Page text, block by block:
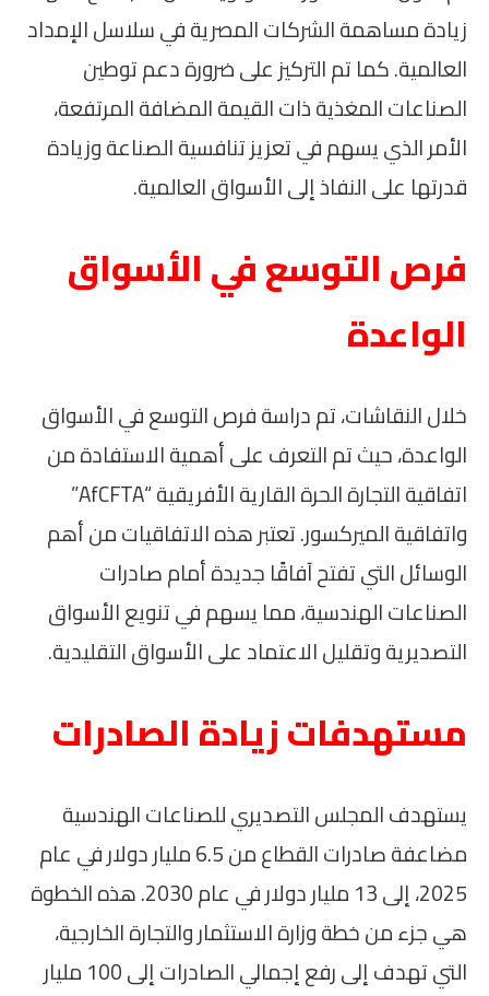
زيادة مساهمة الشركات المصرية في سلاسل الإمداد
العالمية. كما تم التركيز على ضرورة دعم توطين
الصناعات المغذية ذات القيمة المضافة المرتفعة،
الأمر الذي يسهم في تعزيز تنافسية الصناعة وزيادة
قدرتها على النفاذ إلى الأسواق العالمية.
فرص التوسع في الأسواق
الواعدة
خلال النقاشات، تم دراسة فرص التوسع في الأسواق
الواعدة، حيث تم التعرف على أهمية الاستفادة من
اتفاقية التجارة الحرة القارية الأفريقية “AfCFTA”
واتفاقية الميركسور. تعتبر هذه الاتفاقيات من أهم
الوسائل التي تفتح آفاقًا جديدة أمام صادرات
الصناعات الهندسية، مما يسهم في تنويع الأسواق
التصديرية وتقليل الاعتماد على الأسواق التقليدية.
مستهدفات زيادة الصادرات
يستهدف المجلس التصديري للصناعات الهندسية
مضاعفة صادرات القطاع من 6.5 مليار دولار في عام
2025، إلى 13 مليار دولار في عام 2030. هذه الخطوة
هي جزء من خطة وزارة الاستثمار والتجارة الخارجية،
التي تهدف إلى رفع إجمالي الصادرات إلى 100 مليار